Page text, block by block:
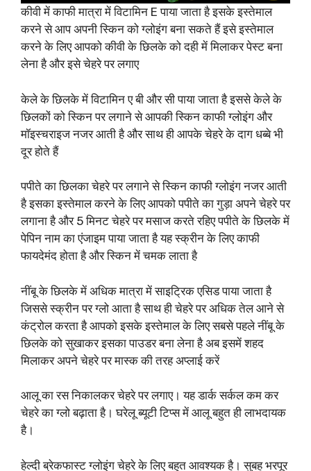
कीवी में काफी मात्रा में विटामिन E पाया जाता है इसके इस्तेमाल
करने से आप अपनी स्किन को ग्लोइंग बना सकते हैं इसे इस्तेमाल
करने के लिए आपको कीवी के छिलके को दही में मिलाकर पेस्ट बना
लेना है और इसे चेहरे पर लगाए
केले के छिलके में विटामिन ए बी और सी पाया जाता है इससे केले के
छिलकों को स्किन पर लगाने से आपकी स्किन काफी ग्लोइंग और
मॉइस्चराइज नजर आती है और साथ ही आपके चेहरे के दाग धब्बे भी
दूर होते हैं
पपीते का छिलका चेहरे पर लगाने से स्किन काफी ग्लोइंग नजर आती
है इसका इस्तेमाल करने के लिए आपको पपीते का गुड़ा अपने चेहरे पर
लगाना है और 5 मिनट चेहरे पर मसाज करते रहिए पपीते के छिलके में
पेपिन नाम का एंजाइम पाया जाता है यह स्क्रीन के लिए काफी
फायदेमंद होता है और स्किन में चमक लाता है
नींबू के छिलके में अधिक मात्रा में साइट्रिक एसिड पाया जाता है
जिससे स्क्रीन पर ग्लो आता है साथ ही चेहरे पर अधिक तेल आने से
कंट्रोल करता है आपको इसके इस्तेमाल के लिए सबसे पहले नींबू के
छिलके को सुखाकर इसका पाउडर बना लेना है अब इसमें शहद
मिलाकर अपने चेहरे पर मास्क की तरह अप्लाई करें
आलू का रस निकालकर चेहरे पर लगाए। यह डार्क सर्कल कम कर
चेहरे का ग्लो बढ़ाता है। घरेलू ब्यूटी टिप्स में आलू बहुत ही लाभदायक
है।
हेल्दी ब्रेकफास्ट ग्लोइंग चेहरे के लिए बहुत आवश्यक है। सुबह भरपूर